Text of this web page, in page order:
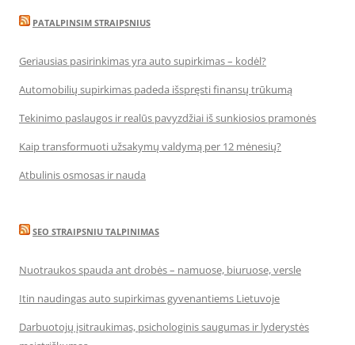
PATALPINSIM STRAIPSNIUS
Geriausias pasirinkimas yra auto supirkimas – kodėl?
Automobilių supirkimas padeda išspręsti finansų trūkumą
Tekinimo paslaugos ir realūs pavyzdžiai iš sunkiosios pramonės
Kaip transformuoti užsakymų valdymą per 12 mėnesių?
Atbulinis osmosas ir nauda
SEO STRAIPSNIU TALPINIMAS
Nuotraukos spauda ant drobės – namuose, biuruose, versle
Itin naudingas auto supirkimas gyvenantiems Lietuvoje
Darbuotojų įsitraukimas, psichologinis saugumas ir lyderystės